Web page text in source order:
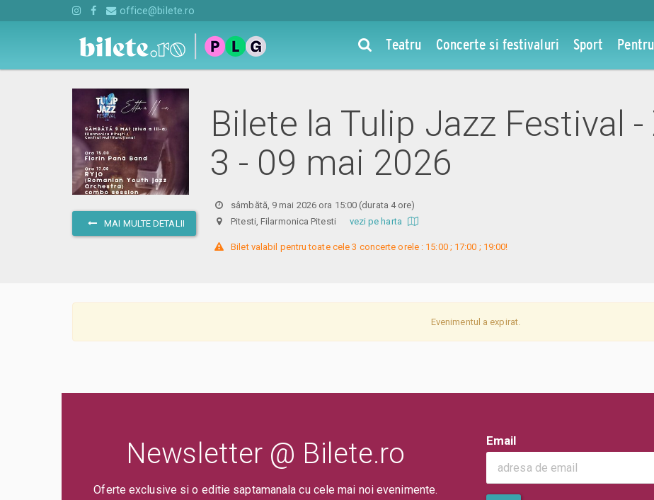
office@bilete.ro
Teatru Concerte si festivaluri Sport
MAI MULTE DETALII
Bilete la Tulip Jazz Festival -
3 - 09 mai 2026
sâmbătă, 9 mai 2026 ora 15:00 (durata 4 ore)
Pitesti, Filarmonica Pitesti vezi pe harta
Bilet valabil pentru toate cele 3 concerte orele : 15:00 ; 17:00 ; 19:00!
Evenimentul a expirat.
Newsletter @ Bilete.ro
Oferte exclusive si o editie saptamanala cu cele mai noi evenimente.
Email